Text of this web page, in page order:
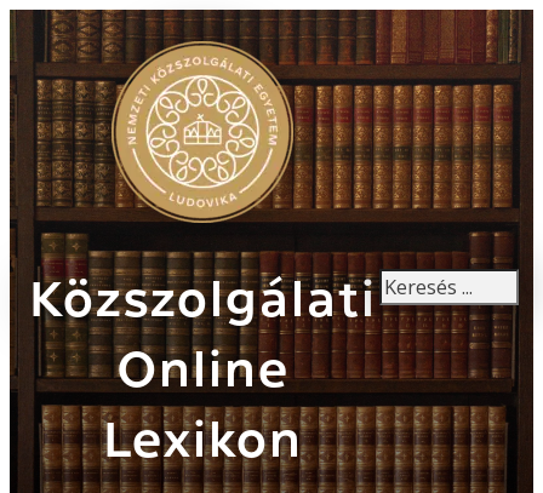
Közszolgálati
Online
Lexikon
Keresés